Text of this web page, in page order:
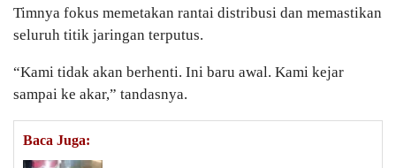
Timnya fokus memetakan rantai distribusi dan memastikan
seluruh titik jaringan terputus.
“Kami tidak akan berhenti. Ini baru awal. Kami kejar
sampai ke akar,” tandasnya.
Baca Juga: